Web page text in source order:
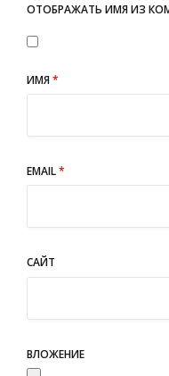
ОТОБРАЖАТЬ ИМЯ ИЗ
ИМЯ*
EMAIL*
САЙТ
ВЛОЖЕНИЕ